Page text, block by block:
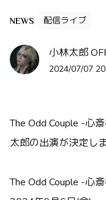
NEWS 配信ライブ
小林太郎
2024/07/07
The Odd Couple -心
太郎の出演が決定し
The Odd Couple -心